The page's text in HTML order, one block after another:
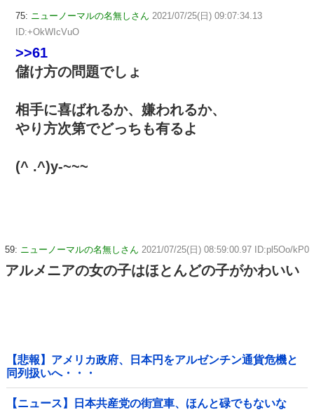
75: ニューノーマルの名無しさん 2021/07/25(日) 09:07:34.13
ID:+OkWIcVuO
>>61
儲け方の問題でしょ
相手に喜ばれるか、嫌われるか、
やり方次第でどっちも有るよ
(^ .^)y-~~~
59: ニューノーマルの名無しさん 2021/07/25(日) 08:59:00.97 ID:pl5Oo/kP0
アルメニアの女の子はほとんどの子がかわいい
【悲報】アメリカ政府、日本円をアルゼンチン通貨危機と
同列扱いへ・・・
【ニュース】日本共産党の街宣車、ほんと碌でもないな